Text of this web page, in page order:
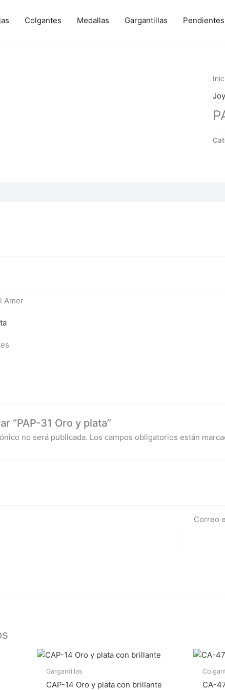
Colgantes Medallas Gargantillas Pendientes
Amor
“PAP-31 Oro y plata”
no será publicada. Los campos obligatorios están
Correo
Gargantillas
CAP-14 Oro y plata con brillante CA-